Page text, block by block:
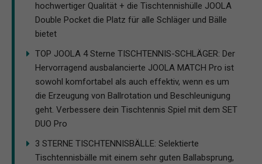
hochwertiger Qualität + die Tischtennishülle JOOLA
Double Pocket die Platz für alle Schläger und Bälle
bietet
TOP JOOLA 4 Sterne TISCHTENNIS-SCHLÄGER: Der
Hervorragend ausbalancierte JOOLA MATCH Pro ist
sowohl komfortabel als auch effektiv, wenn es um
die Erzeugung von Ballrotation und Beschleunigung
geht. Verbessere dein Tischtennis Spiel mit dem SET
DUO Pro
3 STERNE TISCHTENNISBÄLLE: Selektierte
Tischtennisbälle mit einem sehr guten Ballabsprung,